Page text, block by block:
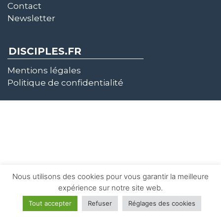
Contact
Newsletter
DISCIPLES.FR
Mentions légales
Politique de confidentialité
Nous utilisons des cookies pour vous garantir la meilleure
expérience sur notre site web.
Tout accepter Refuser Réglages des cookies